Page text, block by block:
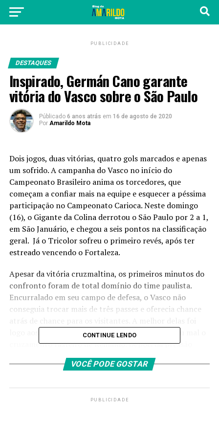
PUBLICIDADE
DESTAQUES
Inspirado, Germán Cano garante
vitória do Vasco sobre o São Paulo
Públicado 6 anos atrás em 16 de agosto de 2020
Por Amarildo Mota
Dois jogos, duas vitórias, quatro gols marcados e apenas
um sofrido. A campanha do Vasco no início do
Campeonato Brasileiro anima os torcedores, que
começam a confiar mais na equipe e esquecer a péssima
participação no Campeonato Carioca. Neste domingo
(16), o Gigante da Colina derrotou o São Paulo por 2 a 1,
em São Januário, e chegou a seis pontos na classificação
geral. Já o Tricolor sofreu o primeiro revés, após ter
estreado vencendo o Fortaleza.
Apesar da vitória cruzmaltina, os primeiros minutos do
confronto foram de total domínio do time paulista.
Encurralado em seu campo de defesa, o Vasco não
conseguia trocar mais de três passes e oferecia chance
logo aos 2 minutos, quando Daniel Alves concluiu mal o
cruzamento rasteiro de Reinaldo. Depois da pressão
inicial, o Tricolor diminuiu o ritmo e o Vasco cresceu.
graças à defesa espetacular de Tiago Volpi. Benítez
cruzou na área e o camisa 11 cabeceou no ângulo
CONTINUE LENDO
VOCÊ PODE GOSTAR
PUBLICIDADE